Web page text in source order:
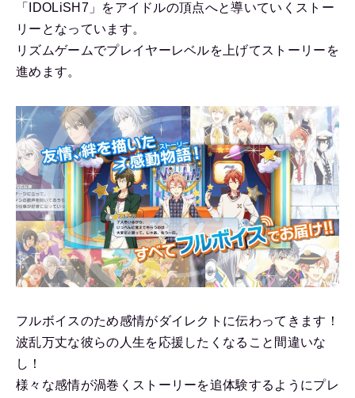
「IDOLiSH7」をアイドルの頂点へと導いていくストー
リーとなっています。
リズムゲームでプレイヤーレベルを上げてストーリーを
進めます。
フルボイスのため感情がダイレクトに伝わってきます！
波乱万丈な彼らの人生を応援したくなること間違いな
し！
様々な感情が渦巻くストーリーを追体験するようにプレ